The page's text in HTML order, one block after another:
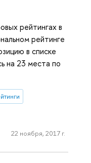
рейтингах в
рейтинге
в списке
на 23 места по
22 ноября, 2017 г.